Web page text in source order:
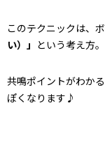
このテクニックは、
い）」 という考え方。
共鳴ポイントがわか
ぽくなります♪